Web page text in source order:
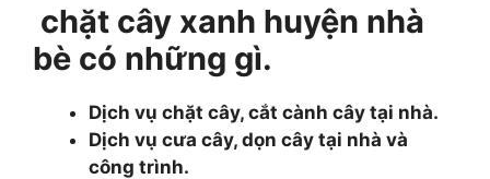
chặt cây xanh huyện nhà
bè có những gì.
Dịch vụ chặt cây, cắt cành cây tại nhà.
Dịch vụ cưa cây, dọn cây tại nhà và
công trình.